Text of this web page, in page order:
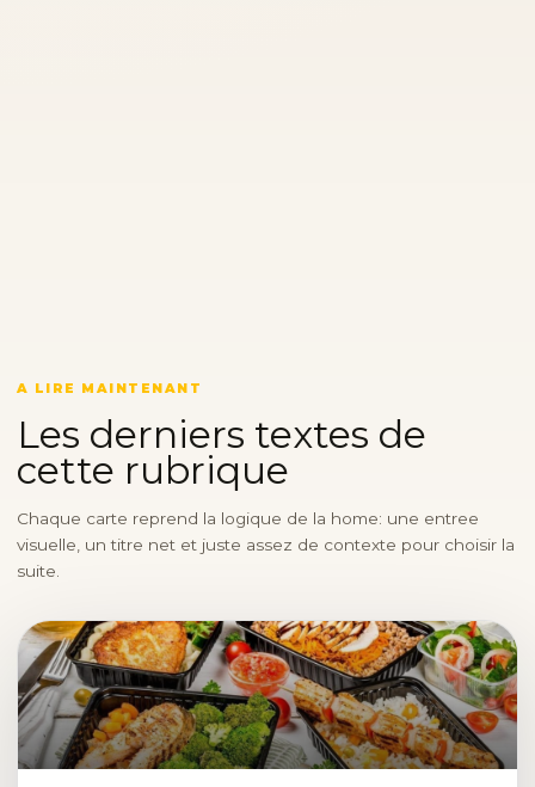
A LIRE MAINTENANT
Les derniers textes de
cette rubrique
Chaque carte reprend la logique de la home: une entree
visuelle, un titre net et juste assez de contexte pour choisir la
suite.